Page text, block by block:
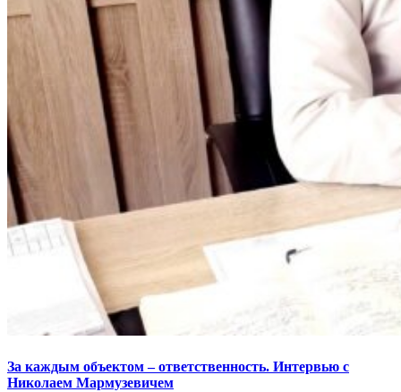
За каждым объектом – ответственность. Интервью с
Николаем Мармузевичем